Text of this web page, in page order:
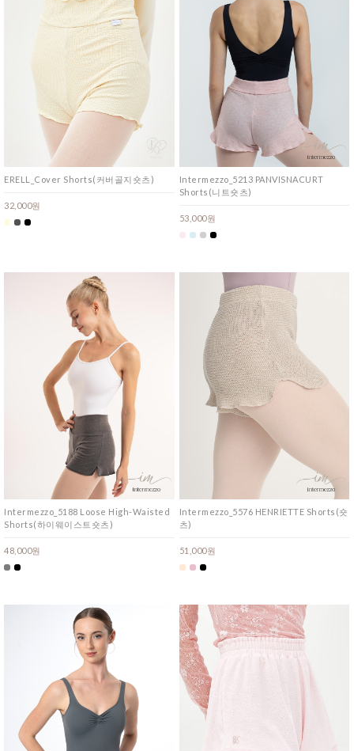
ERELL_Cover Shorts(커버골지숏츠)
32,000원
Intermezzo_5213 PANVISNACURT
Shorts(니트숏츠)
53,000원
Intermezzo_5188 Loose High-Waisted
Shorts(하이웨이스트숏츠)
48,000원
Intermezzo_5576 HENRIETTE Shorts(숏
츠)
51,000원